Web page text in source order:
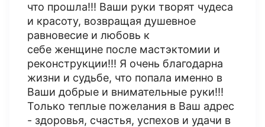
что прошла!!! Ваши руки творят чудеса
и красоту, возвращая душевное
равновесие и любовь к
себе женщине после мастэктомии и
реконструкции!!! Я очень благодарна
жизни и судьбе, что попала именно в
Ваши добрые и внимательные руки!!!
Только теплые пожелания в Ваш адрес
- здоровья, счастья, успехов и удачи в